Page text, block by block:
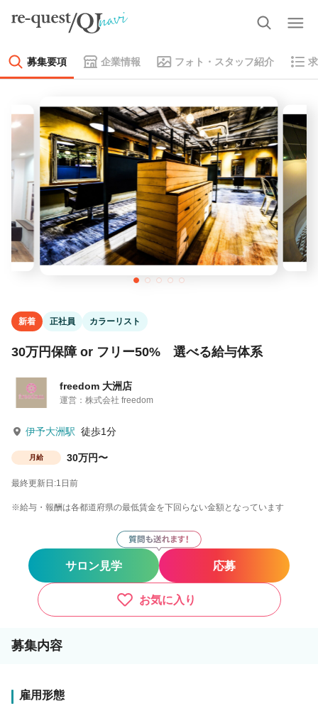
募集要項 企業情報 フォト・スタッフ紹介
新着 正社員 カラーリスト
30万円保障 or フリー50% 選べる給与体系
freedom 大洲店
運営：株式会社 freedom
伊予大洲駅 徒歩1分
月給 30万円〜
最終更新日:1日前
※給与・報酬は各都道府県の最低賃金を下回らない金額となっています
サロン見学 応募
お気に入り
募集内容
雇用形態